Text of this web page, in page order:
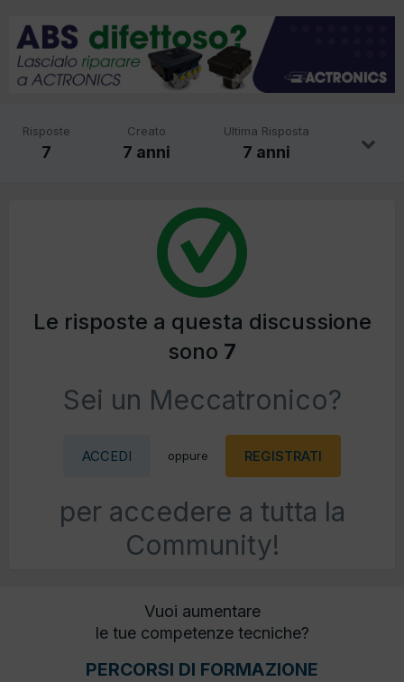
Risposte
7
Creato
7 anni
Ultima Risposta
7 anni
Le risposte a questa discussione
sono 7
Sei un Meccatronico?
ACCEDI oppure REGISTRATI
per accedere a tutta la
Community!
Vuoi aumentare
le tue competenze tecniche?
PERCORSI DI FORMAZIONE